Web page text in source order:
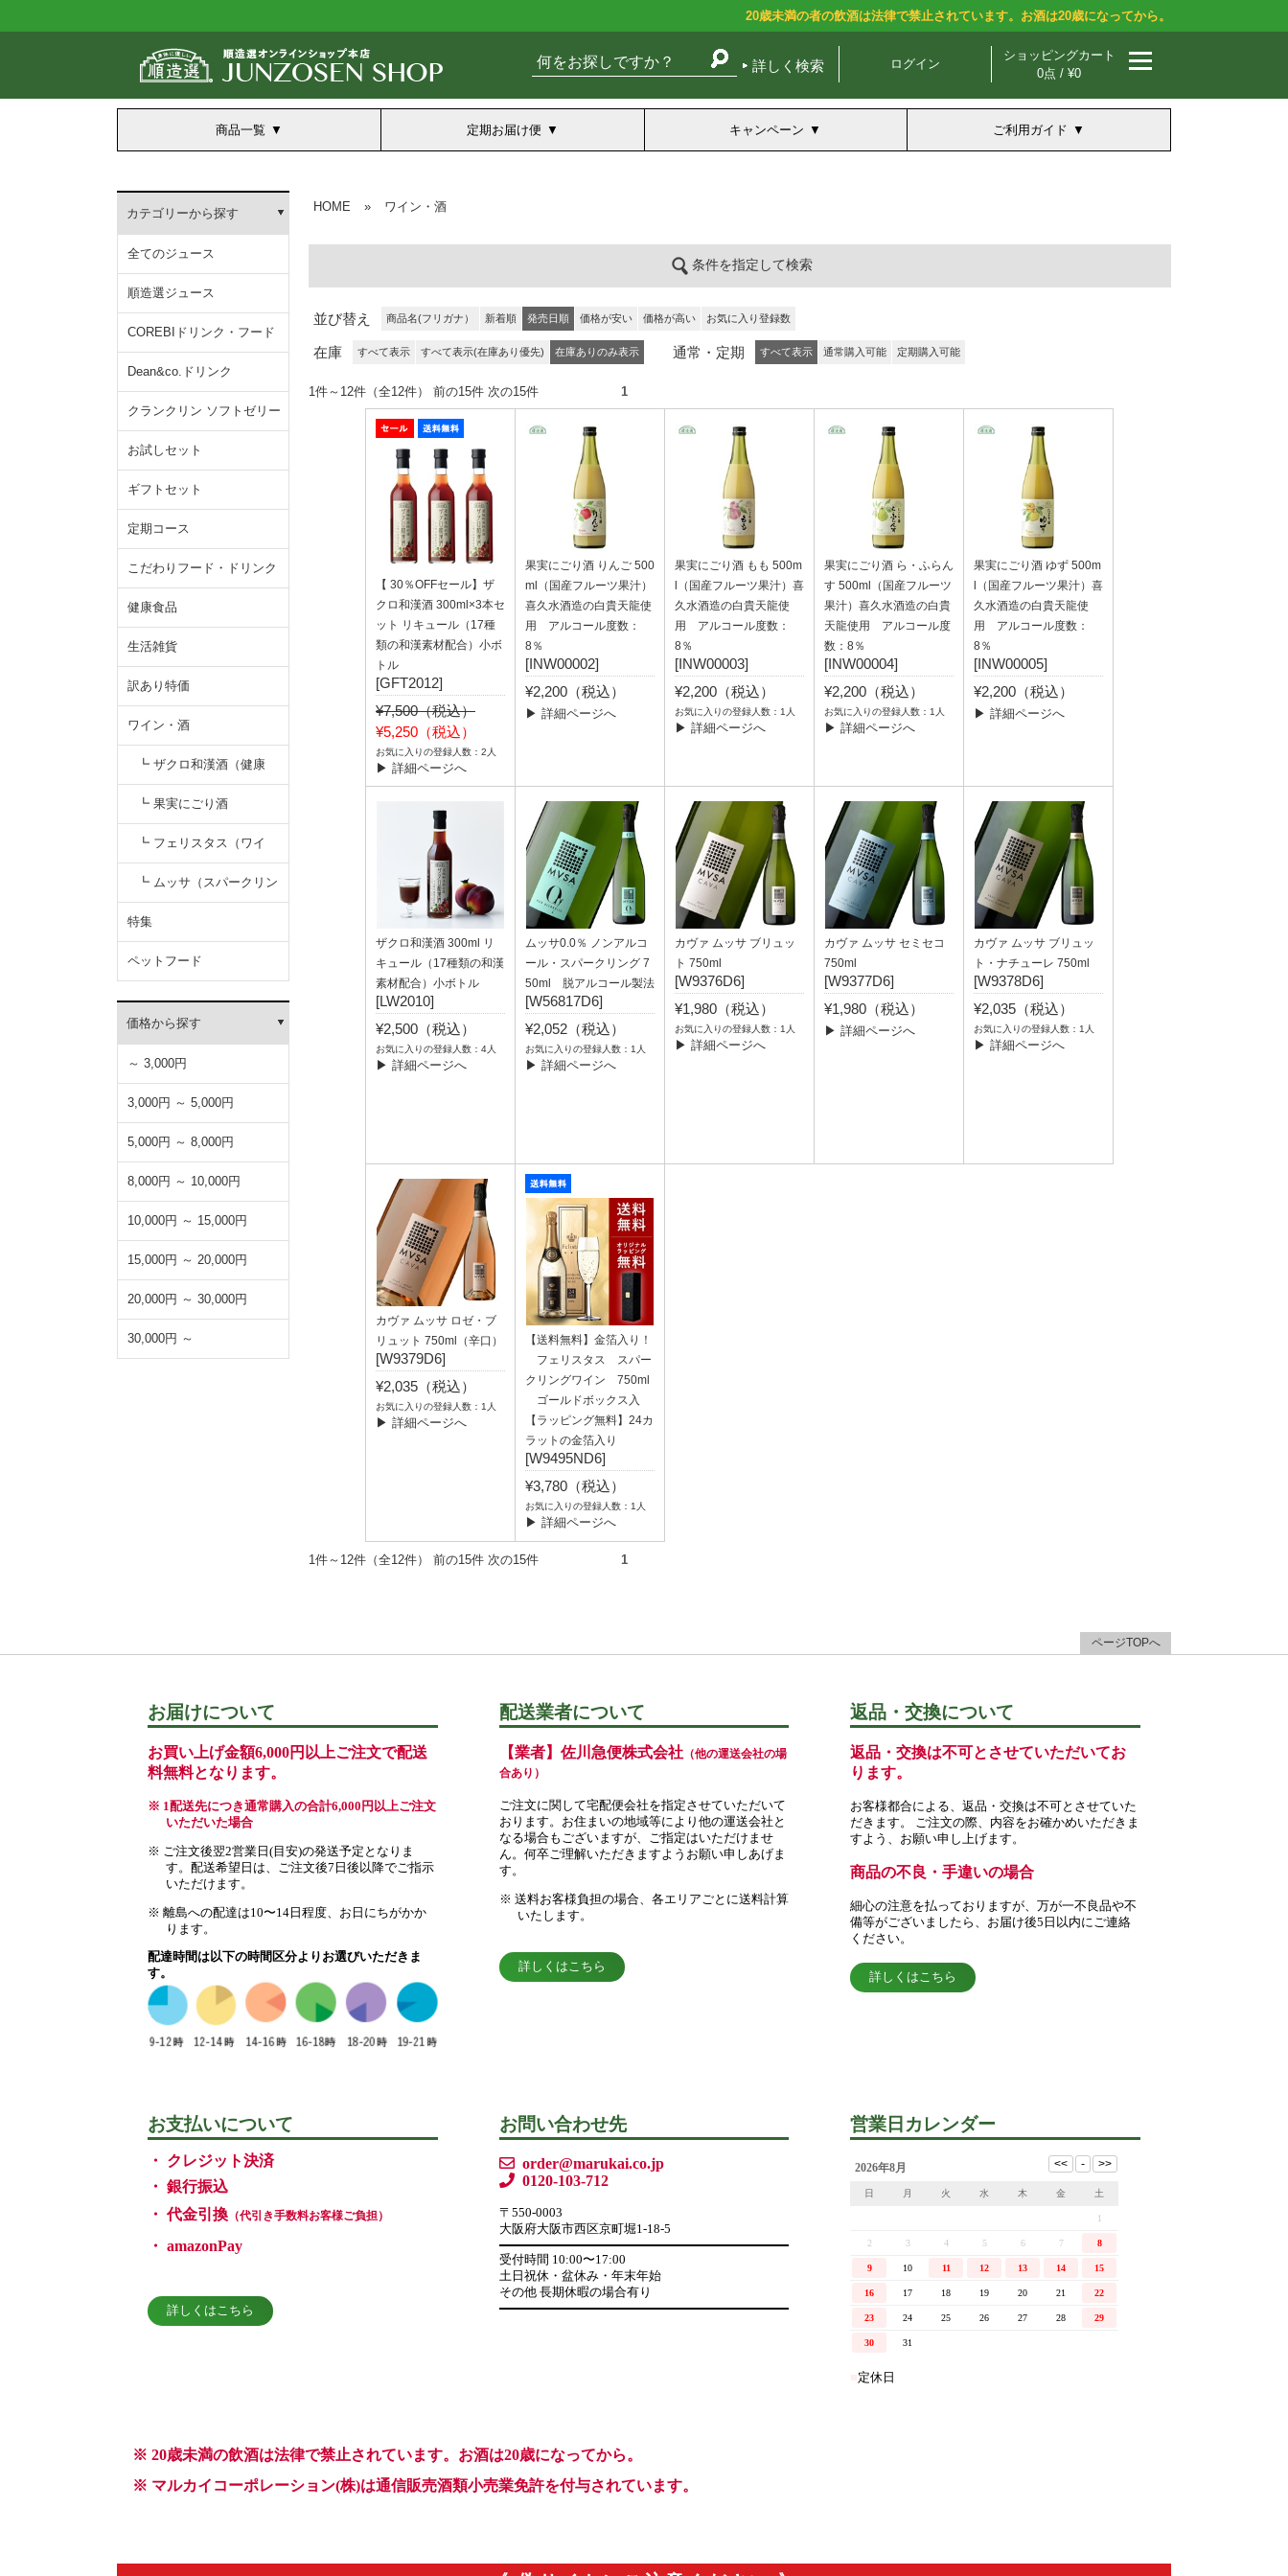
20歳未満の者の飲酒は法律で禁止されています。お酒は20歳になってから。
詳しく検索 ログイン
ショッピングカート
0点 / ¥0
商品一覧 定期お届け便 キャンペーン ご利用ガイド
カテゴリーから探す
全てのジュース
順造選ジュース
COREBIドリンク・フード
Dean&co.ドリンク
クランクリン ソフトゼリー
お試しセット
ギフトセット
定期コース
こだわりフード・ドリンク
健康食品
生活雑貨
訳あり特価
ワイン・酒
┗ ザクロ和漢酒（健康
酒）
┗ 果実にごり酒
┗ フェリスタス（ワイ
ン）
┗ ムッサ（スパークリン
グワイン）
特集
ペットフード
価格から探す
～ 3,000円
3,000円 ～ 5,000円
5,000円 ～ 8,000円
8,000円 ～ 10,000円
10,000円 ～ 15,000円
15,000円 ～ 20,000円
20,000円 ～ 30,000円
30,000円 ～
HOME » ワイン・酒
条件を指定して検索
並び替え 商品名(フリガナ） 新着順 発売日順 価格が安い 価格が高い お気に入り登録数
在庫 すべて表示 すべて表示(在庫あり優先) 在庫ありのみ表示 通常・定期 すべて表示 通常購入可能 定期購入可能
1件～12件（全12件） 前の15件 次の15件 1
【 30％OFFセール】ザ
クロ和漢酒 300ml×3本セ
ット リキュール（17種
類の和漢素材配合）小ボ
トル
[GFT2012]
¥7,500（税込）
¥5,250（税込）
お気に入りの登録人数：2人
▶ 詳細ページへ
果実にごり酒 りんご 500
ml（国産フルーツ果汁）
喜久水酒造の白貴天龍使
用 アルコール度数：
8％
[INW00002]
¥2,200（税込）
▶ 詳細ページへ
果実にごり酒 もも 500m
l（国産フルーツ果汁）喜
久水酒造の白貴天龍使
用 アルコール度数：
8％
[INW00003]
¥2,200（税込）
お気に入りの登録人数：1人
▶ 詳細ページへ
果実にごり酒 ら・ふらん
す 500ml（国産フルーツ
果汁）喜久水酒造の白貴
天龍使用 アルコール度
数：8％
[INW00004]
¥2,200（税込）
お気に入りの登録人数：1人
▶ 詳細ページへ
果実にごり酒 ゆず 500m
l（国産フルーツ果汁）喜
久水酒造の白貴天龍使
用 アルコール度数：
8％
[INW00005]
¥2,200（税込）
▶ 詳細ページへ
ザクロ和漢酒 300ml リ
キュール（17種類の和漢
素材配合）小ボトル
[LW2010]
¥2,500（税込）
お気に入りの登録人数：4人
▶ 詳細ページへ
ムッサ0.0％ ノンアルコ
ール・スパークリング 7
50ml 脱アルコール製法
[W56817D6]
¥2,052（税込）
お気に入りの登録人数：1人
▶ 詳細ページへ
カヴァ ムッサ ブリュッ
ト 750ml
[W9376D6]
¥1,980（税込）
お気に入りの登録人数：1人
▶ 詳細ページへ
カヴァ ムッサ セミセコ
750ml
[W9377D6]
¥1,980（税込）
▶ 詳細ページへ
カヴァ ムッサ ブリュッ
ト・ナチューレ 750ml
[W9378D6]
¥2,035（税込）
お気に入りの登録人数：1人
▶ 詳細ページへ
カヴァ ムッサ ロゼ・ブ
リュット 750ml（辛口）
[W9379D6]
¥2,035（税込）
お気に入りの登録人数：1人
▶ 詳細ページへ
【送料無料】金箔入り！
フェリスタス スパー
クリングワイン 750ml
ゴールドボックス入
【ラッピング無料】24カ
ラットの金箔入り
[W9495ND6]
¥3,780（税込）
お気に入りの登録人数：1人
▶ 詳細ページへ
1件～12件（全12件） 前の15件 次の15件 1
ページTOPへ